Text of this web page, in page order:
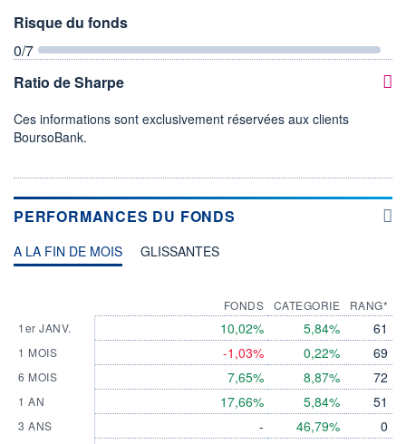
Risque du fonds
0/7
Ratio de Sharpe
Ces informations sont exclusivement réservées aux clients
BoursoBank.
PERFORMANCES DU FONDS
A LA FIN DE MOIS GLISSANTES
1er JANV.
1 MOIS
6 MOIS
1 AN
3 ANS
FONDS
10,02%
-1,03%
7,65%
17,66%
-
CATEGORIE
5,84%
0,22%
8,87%
5,84%
46,79%
RANG*
61
69
72
51
0